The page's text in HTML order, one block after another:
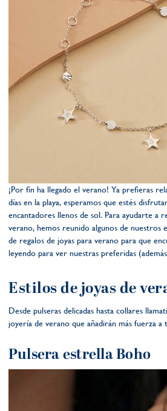
¡Por fin ha llegado el verano! Ya prefieras
días en la playa, esperamos que estés
encantadores llenos de sol. Para ayudarte a
verano, hemos reunido algunos de nuestros
de regalos de joyas para verano para que
leyendo para ver nuestras preferidas
Estilos de joyas de
Desde pulseras delicadas hasta collares
joyería de verano que añadirán más fuerza a
Pulsera estrella Boho